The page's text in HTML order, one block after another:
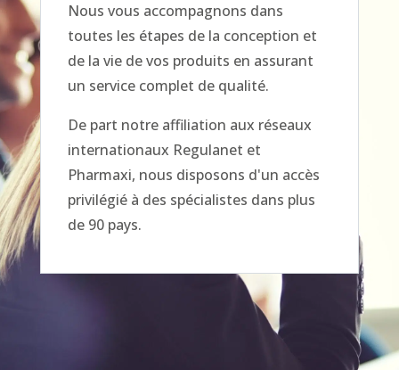
Nous vous accompagnons dans
toutes les étapes de la conception et
de la vie de vos produits en assurant
un service complet de qualité.
De part notre affiliation aux réseaux
internationaux Regulanet et
Pharmaxi, nous disposons d'un accès
privilégié à des spécialistes dans plus
de 90 pays.